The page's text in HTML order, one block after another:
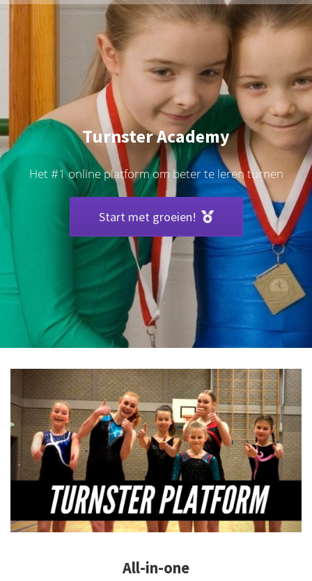
Turnster Academy
Het #1 online platform om beter te leren turnen
Start met groeien!
All-in-one